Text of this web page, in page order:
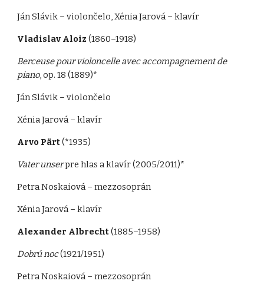
Ján Slávik – violončelo, Xénia Jarová – klavír
Vladislav Aloiz(1860–1918)
Berceuse pour violoncelle avec accompagnement de
piano, op. 18 (1889)*
Ján Slávik – violončelo
Xénia Jarová – klavír
Arvo Pärt(*1935)
Vater unserpre hlas a klavír (2005/2011)*
Petra Noskaiová – mezzosoprán
Xénia Jarová – klavír
Alexander Albrecht(1885–1958)
Dobrú noc(1921/1951)
Petra Noskaiová – mezzosoprán